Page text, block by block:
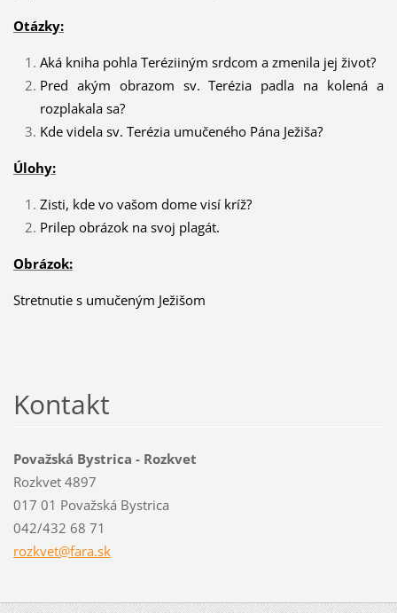
Otázky:
Aká kniha pohla Teréziiným srdcom a zmenila jej život?
Pred akým obrazom sv. Terézia padla na kolená a
rozplakala sa?
Kde videla sv. Terézia umučeného Pána Ježiša?
Úlohy:
Zisti, kde vo vašom dome visí kríž?
Prilep obrázok na svoj plagát.
Obrázok:
Stretnutie s umučeným Ježišom
Kontakt
Považská Bystrica - Rozkvet
Rozkvet 4897
017 01 Považská Bystrica
042/432 68 71
rozkvet@fara.sk